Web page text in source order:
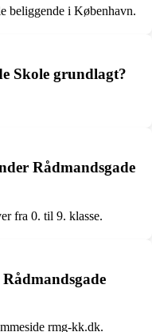
beliggende i København.
Skole grundlagt?
Rådmandsgade
fra 0. til 9. klasse.
rmg-kk.dk.